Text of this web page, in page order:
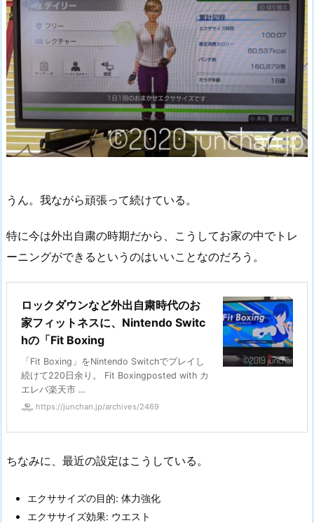
うん。我ながら頑張って続けている。
特に今は外出自粛の時期だから、こうしてお家の中でトレ
ーニングができるというのはいいことなのだろう。
ロックダウンなど外出自粛時代のお
家フィットネスに、Nintendo Switc
hの「Fit Boxing
「Fit Boxing」をNintendo Switchでプレイし
続けて220日余り。 Fit Boxingposted with カ
エレバ楽天市 ...
https://junchan.jp/archives/2469
ちなみに、最近の設定はこうしている。
エクササイズの目的: 体力強化
エクササイズ効果: ウエスト